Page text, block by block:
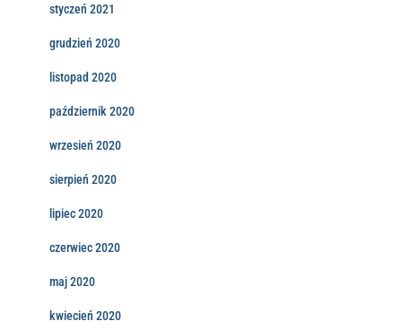
styczeń 2021
grudzień 2020
listopad 2020
październik 2020
wrzesień 2020
sierpień 2020
lipiec 2020
czerwiec 2020
maj 2020
kwiecień 2020